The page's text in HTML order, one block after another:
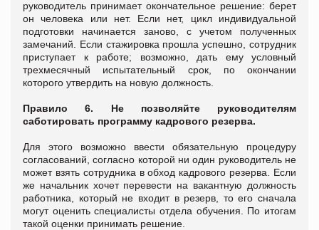
руководитель принимает окончательное решение: берет
он человека или нет. Если нет, цикл индивидуальной
подготовки начинается заново, с учетом полученных
замечаний. Если стажировка прошла успешно, сотрудник
приступает к работе; возможно, дать ему условный
трехмесячный испытательный срок, по окончании
которого утвердить на новую должность.
Правило 6. Не позволяйте руководителям
саботировать программу кадрового резерва.
Для этого возможно ввести обязательную процедуру
согласований, согласно которой ни один руководитель не
может взять сотрудника в обход кадрового резерва. Если
же начальник хочет перевести на вакантную должность
работника, который не входит в резерв, то его сначала
могут оценить специалисты отдела обучения. По итогам
такой оценки принимать решение.